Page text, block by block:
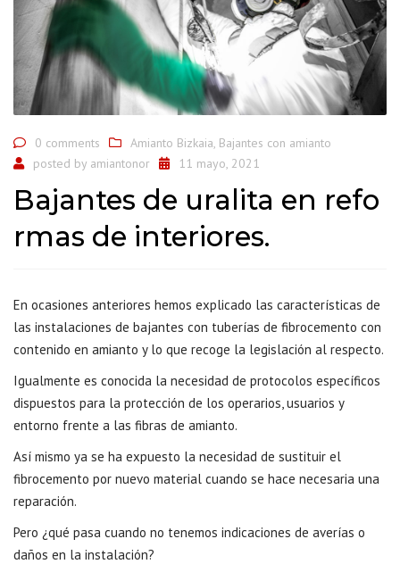
0 comments Amianto Bizkaia, Bajantes con amianto
posted by amiantonor 11 mayo, 2021
Bajantes de uralita en refo
rmas de interiores.
En ocasiones anteriores hemos explicado las características de
las instalaciones de bajantes con tuberías de fibrocemento con
contenido en amianto y lo que recoge la legislación al respecto.
Igualmente es conocida la necesidad de protocolos específicos
dispuestos para la protección de los operarios, usuarios y
entorno frente a las fibras de amianto.
Así mismo ya se ha expuesto la necesidad de sustituir el
fibrocemento por nuevo material cuando se hace necesaria una
reparación.
Pero ¿qué pasa cuando no tenemos indicaciones de averías o
daños en la instalación?